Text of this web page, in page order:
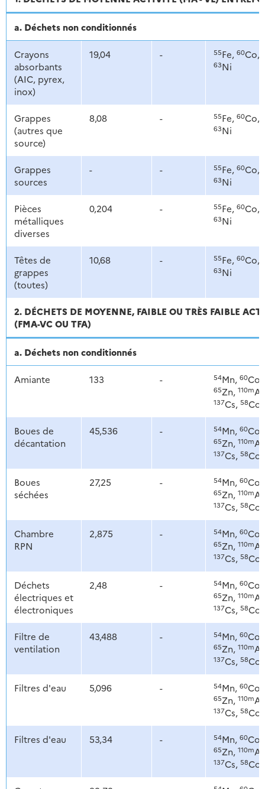
a. Déchets non conditionnés
Crayons
absorbants
(AIC, pyrex,
inox)
19,04 - 55Fe, 60Co,
63Ni
Grappes
(autres que
source)
8,08 - 55Fe, 60Co,
63Ni
Grappes
sources
- - 55Fe, 60Co,
63Ni
Pièces
métalliques
diverses
0,204 - 55Fe, 60Co,
63Ni
Têtes de
grappes
(toutes)
10,68 - 55Fe, 60Co,
63Ni
2. DÉCHETS DE MOYENNE, FAIBLE OU TRÈS FAIBLE
(FMA-VC OU TFA)
a. Déchets non conditionnés
Amiante 133 - 54Mn, 60Co,
65Zn, 110m
137Cs, 58Co
Boues de
décantation
45,536 - 54Mn, 60Co,
65Zn, 110m
137Cs, 58Co
Boues
séchées
27,25 - 54Mn, 60Co,
65Zn, 110m
137Cs, 58Co
Chambre
RPN
2,875 - 54Mn, 60Co,
65Zn, 110m
137Cs, 58Co
Déchets
électriques et
électroniques
2,48 - 54Mn, 60Co,
65Zn, 110m
137Cs, 58Co
Filtre de
ventilation
43,488 - 54Mn, 60Co,
65Zn, 110m
137Cs, 58Co
Filtres d'eau 5,096 - 54Mn, 60Co,
65Zn, 110m
137Cs, 58Co
Filtres d'eau 53,34 - 54Mn, 60Co,
65Zn, 110m
137Cs, 58Co